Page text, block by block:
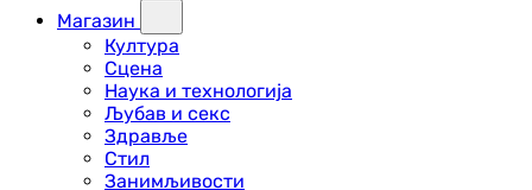
Магазин
Култура
Сцена
Наука и технологија
Љубав и секс
Здравље
Стил
Занимљивости